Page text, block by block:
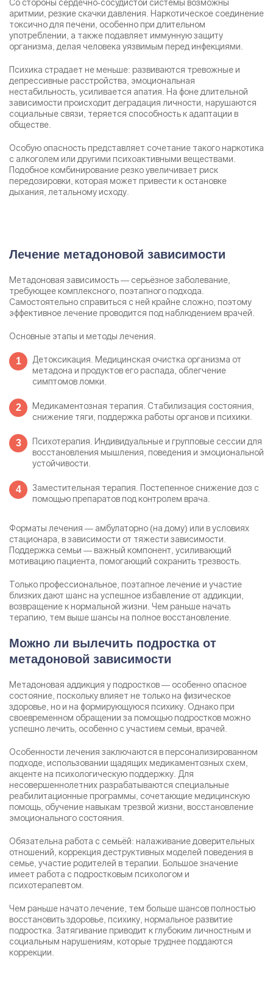
аритмии, резкие скачки давления. Наркотическое соединение
токсично для печени, особенно при длительном
употреблении, а также подавляет иммунную защиту
организма, делая человека уязвимым перед инфекциями.
Психика страдает не меньше: развиваются тревожные и
депрессивные расстройства, эмоциональная
нестабильность, усиливается апатия. На фоне длительной
зависимости происходит деградация личности, нарушаются
социальные связи, теряется способность к адаптации в
обществе.
Особую опасность представляет сочетание такого наркотика
с алкоголем или другими психоактивными веществами.
Подобное комбинирование резко увеличивает риск
передозировки, которая может привести к остановке
дыхания, летальному исходу.
Лечение метадоновой зависимости
Метадоновая зависимость — серьёзное заболевание,
требующее комплексного, поэтапного подхода.
Самостоятельно справиться с ней крайне сложно, поэтому
эффективное лечение проводится под наблюдением врачей.
Основные этапы и методы лечения.
Детоксикация. Медицинская очистка организма от
метадона и продуктов его распада, облегчение
симптомов ломки.
Медикаментозная терапия. Стабилизация состояния,
снижение тяги, поддержка работы органов и психики.
Психотерапия. Индивидуальные и групповые сессии для
восстановления мышления, поведения и эмоциональной
устойчивости.
Заместительная терапия. Постепенное снижение доз с
помощью препаратов под контролем врача.
Форматы лечения — амбулаторно (на дому) или в условиях
стационара, в зависимости от тяжести зависимости.
Поддержка семьи — важный компонент, усиливающий
мотивацию пациента, помогающий сохранить трезвость.
Только профессиональное, поэтапное лечение и участие
близких дают шанс на успешное избавление от аддикции,
возвращение к нормальной жизни. Чем раньше начать
терапию, тем выше шансы на полное восстановление.
Можно ли вылечить подростка от
метадоновой зависимости
Метадоновая аддикция у подростков — особенно опасное
состояние, поскольку влияет не только на физическое
здоровье, но и на формирующуюся психику. Однако при
своевременном обращении за помощью подростков можно
успешно лечить, особенно с участием семьи, врачей.
Особенности лечения заключаются в персонализированном
подходе, использовании щадящих медикаментозных схем,
акценте на психологическую поддержку. Для
несовершеннолетних разрабатываются специальные
реабилитационные программы, сочетающие медицинскую
помощь, обучение навыкам трезвой жизни, восстановление
эмоционального состояния.
Обязательна работа с семьёй: налаживание доверительных
отношений, коррекция деструктивных моделей поведения в
семье, участие родителей в терапии. Большое значение
имеет работа с подростковым психологом и
психотерапевтом.
Чем раньше начато лечение, тем больше шансов полностью
восстановить здоровье, психику, нормальное развитие
подростка. Затягивание приводит к глубоким личностным и
социальным нарушениям, которые труднее поддаются
коррекции.
Нажимая кнопку я соглашаюсь сполитикой
Вызвать специалиста
Результаты поиска (0)
Нажимая кнопку я соглашаюсь сполитикой
конфиденциальностиипользовательским соглашением
Отправить